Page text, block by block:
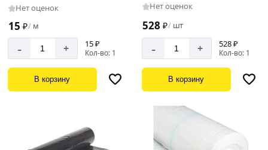
Нет оценок
15 ₽/ м
- + 15 ₽
Кол-во: 1
В корзину
Нет оценок
528 ₽/ шт
- + 528 ₽
Кол-во: 1
В корзину